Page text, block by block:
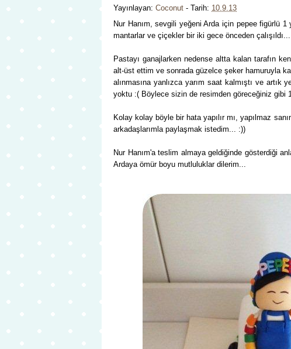
Yayınlayan: Coconut - Tarih: 10.9.13
Nur Hanım, sevgili yeğeni Arda için pepee figürlü
mantarlar ve çiçekler bir iki gece önceden çalışıldı...
Pastayı ganajlarken nedense altta kalan tarafın
alt-üst ettim ve sonrada güzelce şeker hamuruyla
alınmasına yanlızca yarım saat kalmıştı ve
yoktu :( Böylece sizin de resimden göreceğiniz gibi
Kolay kolay böyle bir hata yapılır mı, yapılmaz
arkadaşlarımla paylaşmak istedim... :))
Nur Hanım'a teslim almaya geldiğinde gösterdiği
Ardaya ömür boyu mutluluklar dilerim...